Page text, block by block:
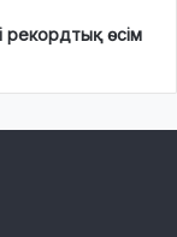
рекордтық өсім